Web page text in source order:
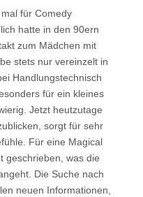
für Comedy
hatte in den 90ern
zum Mädchen mit
stets nur vereinzelt in
Handlungstechnisch
für ein kleines
Jetzt heutzutage
sorgt für sehr
Für eine Magical
geschrieben, was die
Die Suche nach
neuen Informationen,